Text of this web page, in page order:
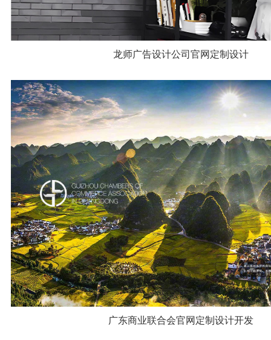
龙师广告设计公司官网定制设计
广东商业联合会官网定制设计开发